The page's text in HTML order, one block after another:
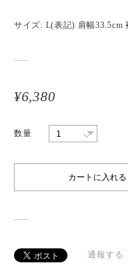
サイズ: L(表記) 肩幅33.5cm
¥6,380
数量
通報する